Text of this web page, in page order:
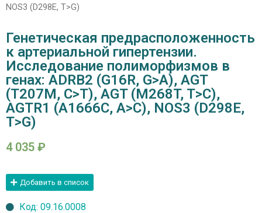
NOS3 (D298E, T>G)
Генетическая предрасположенность
к артериальной гипертензии.
Исследование полиморфизмов в
генах: ADRB2 (G16R, G>A), AGT
(T207M, C>T), AGT (M268T, T>C),
AGTR1 (A1666C, A>C), NOS3 (D298E,
T>G)
4 035 ₽
Добавить в список
Код: 09.16.0008